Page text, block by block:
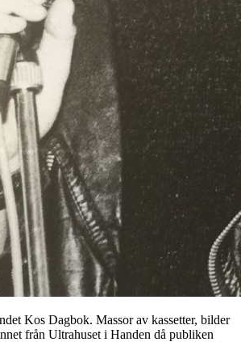
Kos Dagbok. Massor av kassetter, bilder
från Ultrahuset i Handen då publiken